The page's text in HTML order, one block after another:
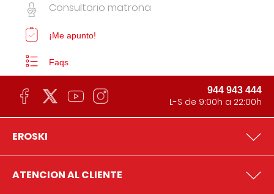
Consultorio matrona
¡Me apunto!
Faqs
944 943 444
L-S de 9:00h a 22:00h
EROSKI
ATENCION AL CLIENTE